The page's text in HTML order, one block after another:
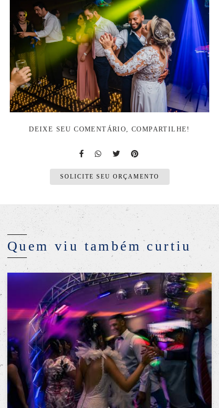
DEIXE SEU COMENTÁRIO, COMPARTILHE!
SOLICITE SEU ORÇAMENTO
Quem viu também curtiu